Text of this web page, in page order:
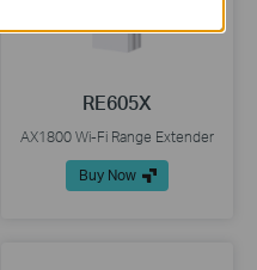
RE605X
AX1800 Wi-Fi Range Extender
Buy Now